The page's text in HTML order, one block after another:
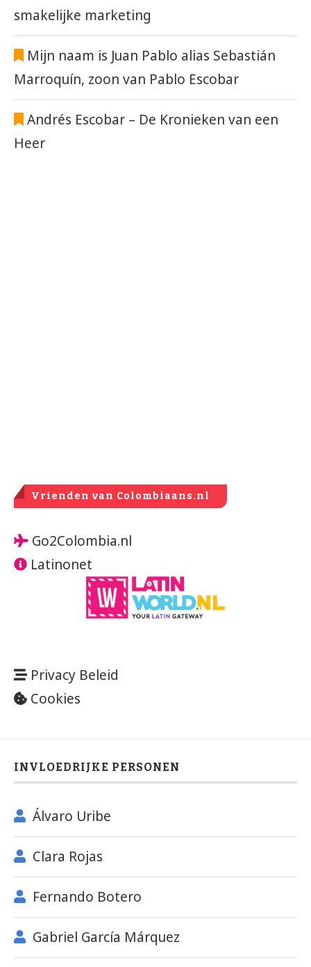
smakelijke marketing
Mijn naam is Juan Pablo alias Sebastián
Marroquín, zoon van Pablo Escobar
Andrés Escobar – De Kronieken van een
Heer
Vrienden van Colombiaans.nl
Go2Colombia.nl
Latinonet
Privacy Beleid
Cookies
INVLOEDRIJKE PERSONEN
Álvaro Uribe
Clara Rojas
Fernando Botero
Gabriel García Márquez